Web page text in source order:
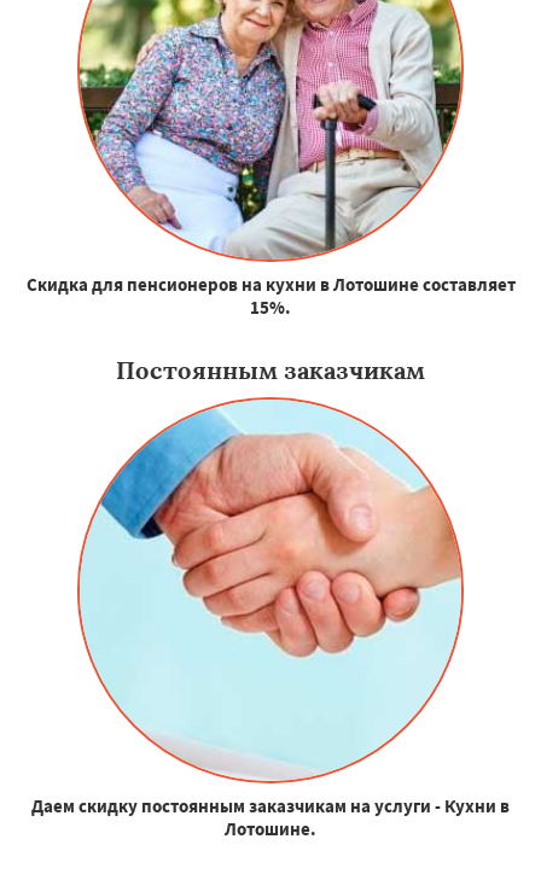
Скидка для пенсионеров на кухни в Лотошине составляет
15%.
Постоянным заказчикам
Даем скидку постоянным заказчикам на услуги - Кухни в
Лотошине.